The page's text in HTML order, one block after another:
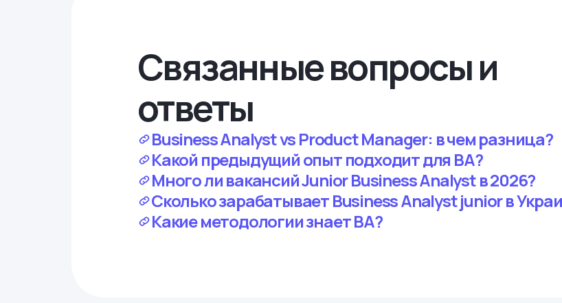
Связанные вопросы и
ответы
Business Analyst vs Product Manager: в чем разница?
Какой предыдущий опыт подходит для BA?
Много ли вакансий Junior Business Analyst в 2026?
Сколько зарабатывает Business Analyst junior в
Какие методологии знает BA?